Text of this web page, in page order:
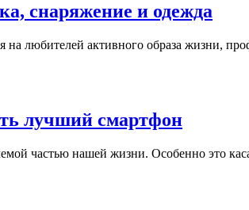
снаряжение и одежда
любителей активного образа жизни,
лучший смартфон
частью нашей жизни. Особенно это